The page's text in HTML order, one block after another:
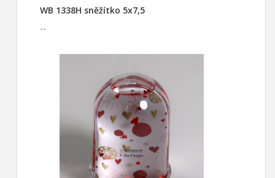
WB 1338H sněžítko 5x7,5
--